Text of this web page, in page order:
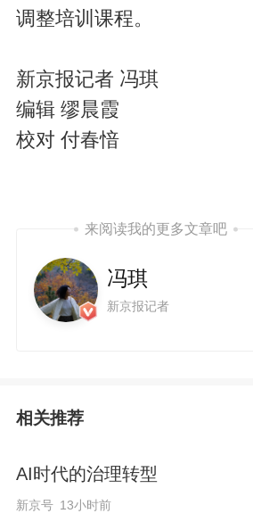
调整培训课程。
新京报记者 冯琪
编辑 缪晨霞
校对 付春愔
来阅读我的更多文章吧
冯琪
新京报记者
相关推荐
AI时代的治理转型
新京号 13小时前